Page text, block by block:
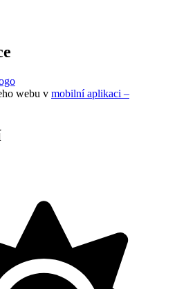
webu v mobilní aplikaci –